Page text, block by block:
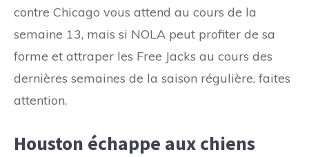
contre Chicago vous attend au cours de la
semaine 13, mais si NOLA peut profiter de sa
forme et attraper les Free Jacks au cours des
dernières semaines de la saison régulière, faites
attention.
Houston échappe aux chiens